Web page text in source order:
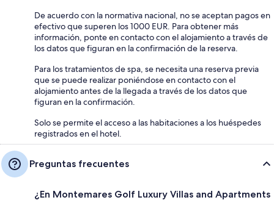
De acuerdo con la normativa nacional, no se aceptan pagos en
efectivo que superen los 1000 EUR. Para obtener más
información, ponte en contacto con el alojamiento a través de
los datos que figuran en la confirmación de la reserva.
Para los tratamientos de spa, se necesita una reserva previa
que se puede realizar poniéndose en contacto con el
alojamiento antes de la llegada a través de los datos que
figuran en la confirmación.
Solo se permite el acceso a las habitaciones a los huéspedes
registrados en el hotel.
Preguntas frecuentes
¿En Montemares Golf Luxury Villas and Apartments